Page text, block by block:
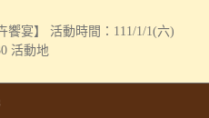
饗宴】 活動時間：111/1/1(六)
活動地